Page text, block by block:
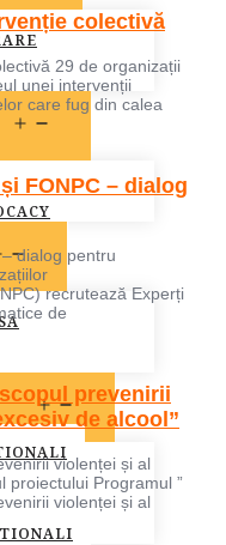
OPEN
MENU
OPEN
MENU
colectivă
29 de organizații
unei intervenții
care fug din calea
FONPC – dialog
dialog pentru
recrutează Experți
de
prevenirii
de alcool”
violenței și al
proiectului Programul ”
violenței și al